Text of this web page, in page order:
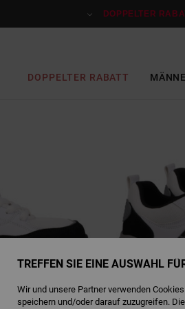
DOPPELTER
DOPPELTER RABATT
TREFFEN SIE EINE AUSWAHL
Wir und unsere Partner verwenden
speichern und/oder darauf zuzugreifen.